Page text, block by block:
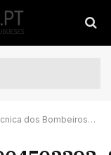
Valongo adquirem DRONE | FOTORREPORTAGEM